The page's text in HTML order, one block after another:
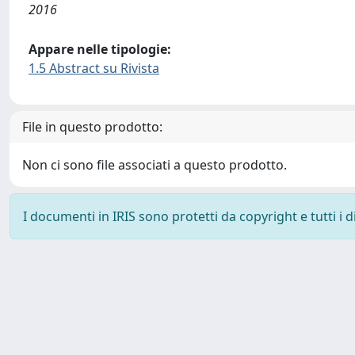
2016
Appare nelle tipologie:
1.5 Abstract su Rivista
File in questo prodotto:
Non ci sono file associati a questo prodotto.
I documenti in IRIS sono protetti da copyright e tutti i